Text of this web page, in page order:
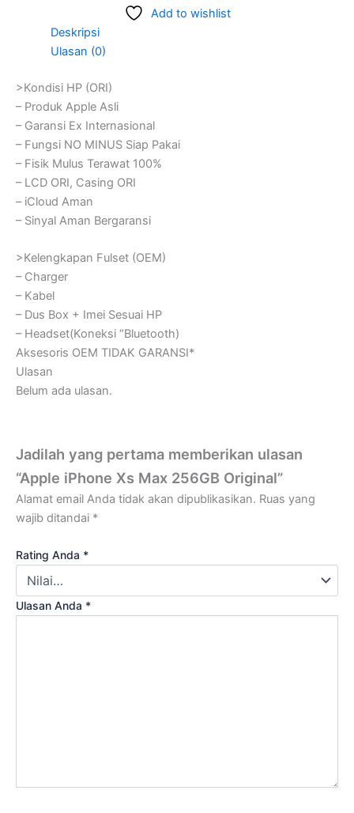
Add to wishlist
Deskripsi
Ulasan (0)
>Kondisi HP (ORI)
– Produk Apple Asli
– Garansi Ex Internasional
– Fungsi NO MINUS Siap Pakai
– Fisik Mulus Terawat 100%
– LCD ORI, Casing ORI
– iCloud Aman
– Sinyal Aman Bergaransi
>Kelengkapan Fulset (OEM)
– Charger
– Kabel
– Dus Box + Imei Sesuai HP
– Headset(Koneksi “Bluetooth)
Aksesoris OEM TIDAK GARANSI*
Ulasan
Belum ada ulasan.
Jadilah yang pertama memberikan ulasan
“Apple iPhone Xs Max 256GB Original”
Alamat email Anda tidak akan dipublikasikan. Ruas yang
wajib ditandai *
Rating Anda *
Ulasan Anda *